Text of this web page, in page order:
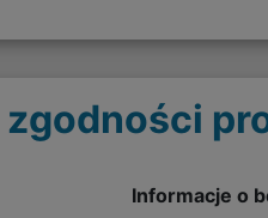
Informacje o